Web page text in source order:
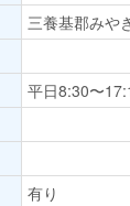
三養基郡みや
平日8:30〜
有り